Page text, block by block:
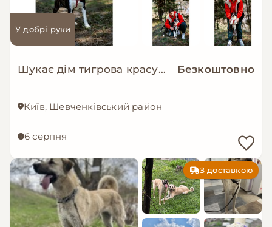
У добрі руки
Шукає дім тигрова красуня Зоряна! Безкоштовно
Київ, Шевченківський район
6 серпня
З доставкою